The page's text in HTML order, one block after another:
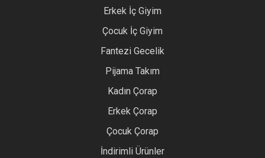
Erkek İç Giyim
Çocuk İç Giyim
Fantezi Gecelik
Pijama Takım
Kadın Çorap
Erkek Çorap
Çocuk Çorap
İndirimli Ürünler